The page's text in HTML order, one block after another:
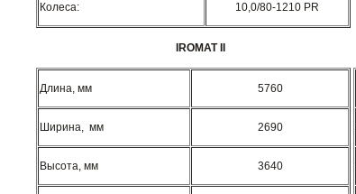
Колеса: 10,0/80-1210 PR
IROMAT II
Длина, мм 5760
Ширина, мм 2690
Высота, мм 3640